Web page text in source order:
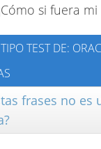
si fuera mi
TEST DE:
frases no es